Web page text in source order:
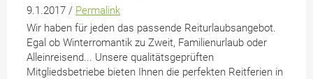
9.1.2017 / Permalink
Wir haben für jeden das passende Reiturlaubsangebot.
Egal ob Winterromantik zu Zweit, Familienurlaub oder
Alleinreisend... Unsere qualitätsgeprüften
Mitgliedsbetriebe bieten Ihnen die perfekten Reitferien in